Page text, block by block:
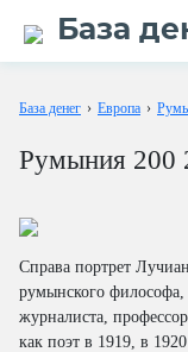
База
База денег › Европа ›
Румыния 200
Справа портрет
румынского философа,
журналиста,
как поэт в 1919, в